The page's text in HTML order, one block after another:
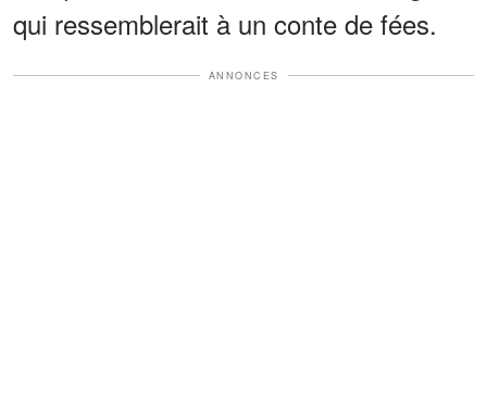
qui ressemblerait à un conte de fées.
ANNONCES